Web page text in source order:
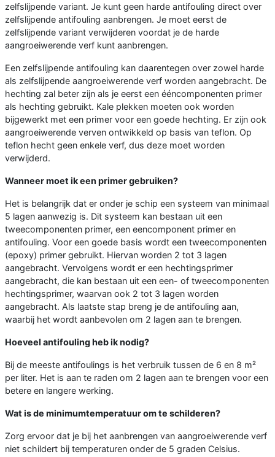
zelfslijpende variant. Je kunt geen harde antifouling direct over
zelfslijpende antifouling aanbrengen. Je moet eerst de
zelfslijpende variant verwijderen voordat je de harde
aangroeiwerende verf kunt aanbrengen.
Een zelfslijpende antifouling kan daarentegen over zowel harde
als zelfslijpende aangroeiwerende verf worden aangebracht. De
hechting zal beter zijn als je eerst een ééncomponenten primer
als hechting gebruikt. Kale plekken moeten ook worden
bijgewerkt met een primer voor een goede hechting. Er zijn ook
aangroeiwerende verven ontwikkeld op basis van teflon. Op
teflon hecht geen enkele verf, dus deze moet worden
verwijderd.
Wanneer moet ik een primer gebruiken?
Het is belangrijk dat er onder je schip een systeem van minimaal
5 lagen aanwezig is. Dit systeem kan bestaan uit een
tweecomponenten primer, een eencomponent primer en
antifouling. Voor een goede basis wordt een tweecomponenten
(epoxy) primer gebruikt. Hiervan worden 2 tot 3 lagen
aangebracht. Vervolgens wordt er een hechtingsprimer
aangebracht, die kan bestaan uit een een- of tweecomponenten
hechtingsprimer, waarvan ook 2 tot 3 lagen worden
aangebracht. Als laatste stap breng je de antifouling aan,
waarbij het wordt aanbevolen om 2 lagen aan te brengen.
Hoeveel antifouling heb ik nodig?
Bij de meeste antifoulings is het verbruik tussen de 6 en 8 m²
per liter. Het is aan te raden om 2 lagen aan te brengen voor een
betere en langere werking.
Wat is de minimumtemperatuur om te schilderen?
Zorg ervoor dat je bij het aanbrengen van aangroeiwerende verf
niet schildert bij temperaturen onder de 5 graden Celsius.